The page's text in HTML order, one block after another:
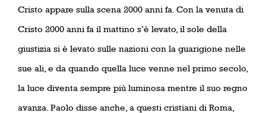
Cristo appare sulla scena 2000 anni fa. Con la venuta di
Cristo 2000 anni fa il mattino s’è levato, il sole della
giustizia si è levato sulle nazioni con la guarigione nelle
sue ali, e da quando quella luce venne nel primo secolo,
la luce diventa sempre più luminosa mentre il suo regno
avanza. Paolo disse anche, a questi cristiani di Roma,